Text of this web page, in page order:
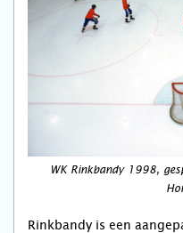
WK Rinkbandy 1998,
Rinkbandy is een